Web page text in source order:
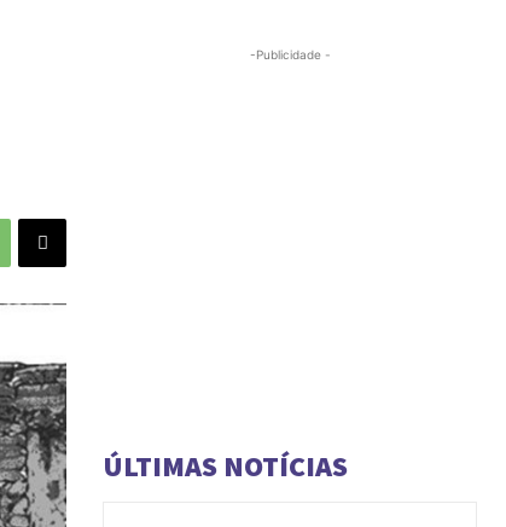
-Publicidade -
ÚLTIMAS NOTÍCIAS